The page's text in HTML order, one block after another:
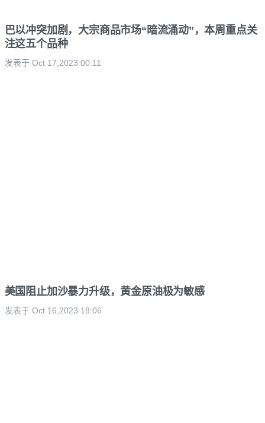
巴以冲突加剧，大宗商品市场“暗流涌动”，本周重点关
注这五个品种
发表于 Oct 17,2023 00:11
美国阻止加沙暴力升级，黄金原油极为敏感
发表于 Oct 16,2023 18:06